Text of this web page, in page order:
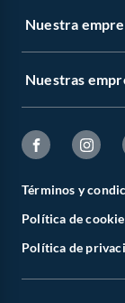
Nuestra
Nuestras
Términos y
Política de
Política de